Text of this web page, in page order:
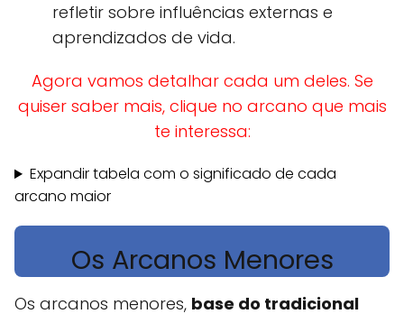
refletir sobre influências externas e
aprendizados de vida.
Agora vamos detalhar cada um deles. Se
quiser saber mais, clique no arcano que mais
te interessa:
Expandir tabela com o significado de cada
arcano maior
Os Arcanos Menores
Os arcanos menores, base do tradicional